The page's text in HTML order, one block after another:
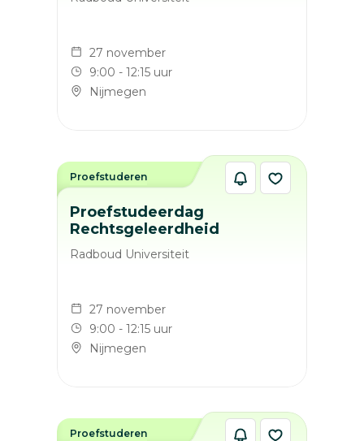
27 november
9:00 - 12:15 uur
Nijmegen
Proefstudeerdag
Rechtsgeleerdheid
Radboud Universiteit
27 november
9:00 - 12:15 uur
Nijmegen
Proefstuderen
Proefstuderen